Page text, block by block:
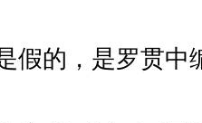
假的，是罗贯中